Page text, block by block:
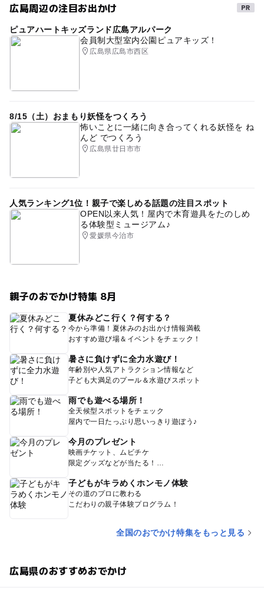
広島周辺の注目お出かけ
ピュアハートキッズランド広島アルパーク
会員制大型室内公園ピュアキッズ！
広島県広島市西区
8/15（土）おまもり妖怪をつくろう
怖いことに一緒に向き合ってくれる妖怪を ね
んど でつくろう
広島県廿日市市
人気ランキング1位！親子で楽しめる話題の注目スポット
OPEN以来人気！屋内で木育遊具をたのしめ
る体験型ミュージアム♪
愛媛県今治市
親子のおでかけ特集 8月
夏休みどこ行く？何する？
今から準備！夏休みのお出かけ情報満載
おすすめ遊び場＆イベントをチェック！
暑さに負けずに全力水遊び！
年齢別や人気アトラクション情報など
子ども大満足のプール＆水遊びスポット
雨でも遊べる場所！
全天候型スポットをチェック
屋内で一日たっぷり思いっきり遊ぼう♪
今月のプレゼント
映画チケット、ムビチケ
限定グッズなどが当たる！
子どもがキラめくホンモノ体験
その道のプロに教わる
こだわりの親子体験プログラム！
全国のおでかけ特集をもっと見る
広島県のおすすめおでかけ